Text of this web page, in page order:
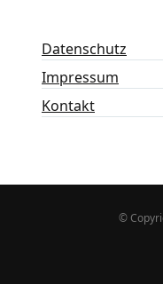
Datenschutz
Impressum
Kontakt
©